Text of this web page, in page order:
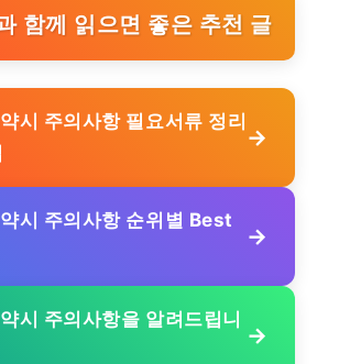
함께 읽으면 좋은 추천 글
시 주의사항 필요서류 정리
→
시 주의사항 순위별 Best
→
시 주의사항을 알려드립니
→